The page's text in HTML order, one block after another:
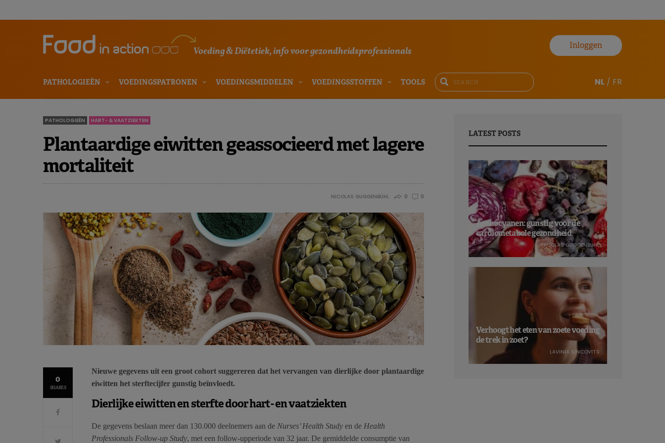
Voeding & Diëtetiek, info voor gezondheidsprofessionals
Inloggen
PATHOLOGIEËN VOEDINGSPATRONEN VOEDINGSMIDDELEN VOEDINGSSTOFFEN TOOLS NL / FR
PATHOLOGIEËN HART- & VAATZIEKTEN
Plantaardige eiwitten geassocieerd met lagere
mortaliteit
NICOLAS GUGGENBÜHL 0 0
0
SHARES
Nieuwe gegevens uit een groot cohort suggereren dat het vervangen van dierlijke door plantaardige
eiwitten het sterftecijfer gunstig beïnvloedt.
Dierlijke eiwitten en sterfte door hart- en vaatziekten
De gegevens beslaan meer dan 130.000 deelnemers aan de Nurses’ Health Study en de Health
Professionals Follow-up Study, met een follow-upperiode van 32 jaar. De gemiddelde consumptie van
LATEST POSTS
Anthocyanen: gunstig voor de
cardiometabole gezondheid
NICOLAS GUGGENBÜHL
Verhoogt het eten van zoete voeding
de trek in zoet?
LAVINIA SINCOVITS